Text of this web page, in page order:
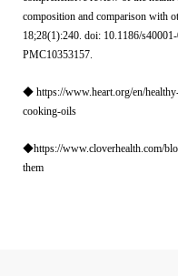
composition and comparison with
18;28(1):240. doi: 10.1186/
PMC10353157.
◆ https://www.heart.org/en/
cooking-oils
◆https://www.cloverhealth.com/
them